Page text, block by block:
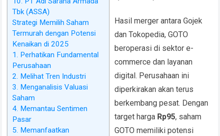
Tbk (ASSA)
Strategi Memilih Saham
Termurah dengan Potensi
Kenaikan di 2025
1. Perhatikan Fundamental
Perusahaan
2. Melihat Tren Industri
3. Menganalisis Valuasi
Saham
4. Memantau Sentimen
Pasar
5. Memanfaatkan
Hasil merger antara Gojek
dan Tokopedia, GOTO
beroperasi di sektor e-
commerce dan layanan
digital. Perusahaan ini
diperkirakan akan terus
berkembang pesat. Dengan
target harga Rp95, saham
GOTO memiliki potensi